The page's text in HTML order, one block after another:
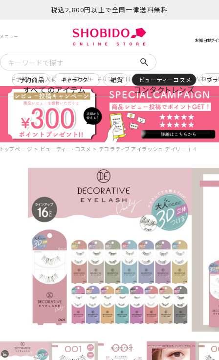
税込2,800円以上で全国一律送料無料
予約 再入荷 ヒロアカ サンリオ日焼け コスメヲタちゃんねる
すべてのアイテム コンタクトレンズ
予約商品 キャラクター 雑貨 ビューティーコスメ ブ
トップページ ビューティー・コスメ デコラティブアイラッシュ デイリー ( 4ペ